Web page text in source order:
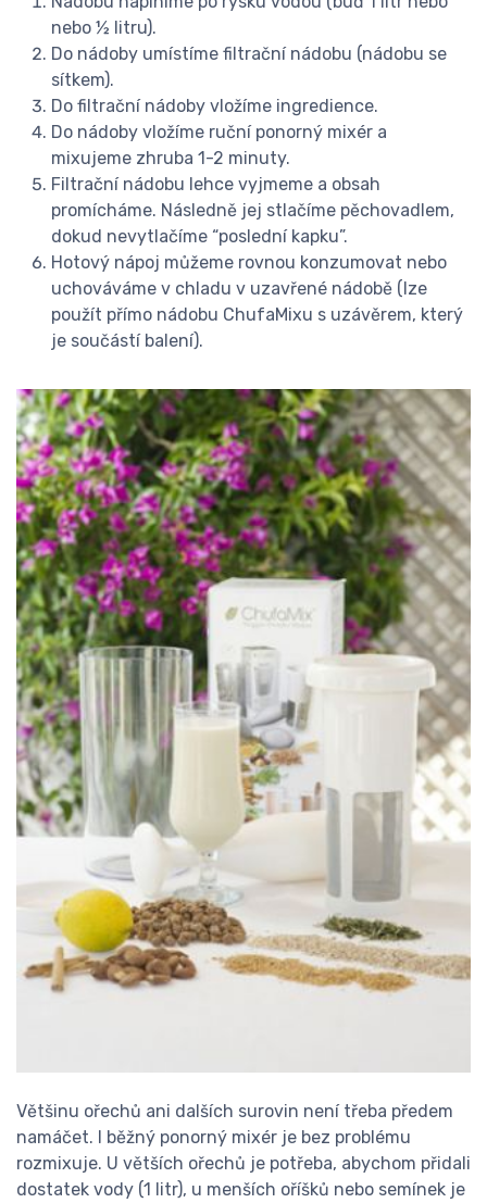
nebo ½ litru).
Do nádoby umístíme filtrační nádobu (nádobu se
sítkem).
Do filtrační nádoby vložíme ingredience.
Do nádoby vložíme ruční ponorný mixér a
mixujeme zhruba 1-2 minuty.
Filtrační nádobu lehce vyjmeme a obsah
promícháme. Následně jej stlačíme pěchovadlem,
dokud nevytlačíme “poslední kapku”.
Hotový nápoj můžeme rovnou konzumovat nebo
uchováváme v chladu v uzavřené nádobě (lze
použít přímo nádobu ChufaMixu s uzávěrem, který
je součástí balení).
Většinu ořechů ani dalších surovin není třeba předem
namáčet. I běžný ponorný mixér je bez problému
rozmixuje. U větších ořechů je potřeba, abychom přidali
dostatek vody (1 litr), u menších oříšků nebo semínek je